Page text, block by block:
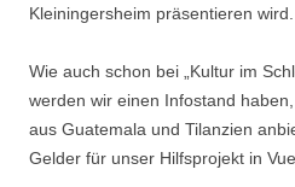
Kleiningersheim präsentieren wird.
Wie auch schon bei „Kultur im
werden wir einen Infostand
aus Guatemala und Tilanzien
Gelder für unser Hilfsprojekt in